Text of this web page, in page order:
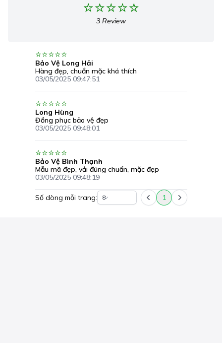
3 Review
Bảo Vệ Long Hải
Hàng đẹp, chuẩn mặc khá thích
03/05/2025 09:47:51
Long Hùng
Đồng phục bảo vệ đẹp
03/05/2025 09:48:01
Bảo Vệ Bình Thạnh
Mẫu mã đẹp, vải đúng chuẩn, mặc đẹp
03/05/2025 09:48:19
Số dòng mỗi trang: 1